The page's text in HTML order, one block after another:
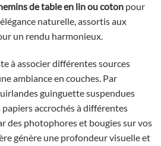
de table en lin ou cotonpour
naturelle, assortis aux
un rendu harmonieux.
à associer différentes sources
ambiance en couches. Par
guinguette suspendues
accrochés à différentes
des photophores et bougies sur vos
génère une profondeur visuelle et